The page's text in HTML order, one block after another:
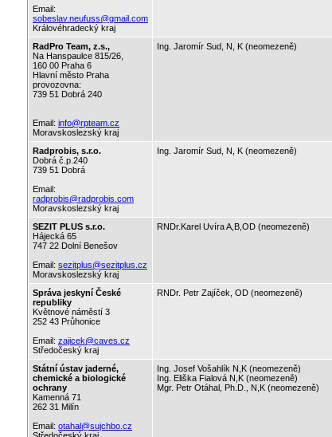
Email:
sobeslav.neufuss@gmail.com
Královéhradecký kraj
RadPro Team, z.s.,
Na Hanspaulce 815/26,
160 00 Praha 6
Hlavní město Praha
provozovna:
739 51 Dobrá 240
Email: info@rpteam.cz
Moravskoslezský kraj
Ing. Jaromír Sud, N, K (neomezeně)
Radprobis, s.r.o.
Dobrá č.p.240
739 51 Dobrá
Email:
radprobis@radprobis.com
Moravskoslezský kraj
Ing. Jaromír Sud, N, K (neomezeně)
SEZIT PLUS s.r.o.
Hájecká 65
747 22 Dolní Benešov
Email: sezitplus@sezitplus.cz
Moravskoslezský kraj
RNDr.Karel Uvíra A,B,OD (neomezeně)
Správa jeskyní České
republiky
Květnové náměstí 3
252 43 Průhonice
Email: zajicek@caves.cz
Středočeský kraj
RNDr. Petr Zajíček, OD (neomezeně)
Státní ústav jaderné,
chemické a biologické
ochrany
Kamenná 71
262 31 Milín
Email: otahal@sujchbo.cz
Ing. Josef Vošahlík N,K (neomezeně)
Ing. Eliška Fialová N,K (neomezeně)
Mgr. Petr Otáhal, Ph.D., N,K (neomezeně)